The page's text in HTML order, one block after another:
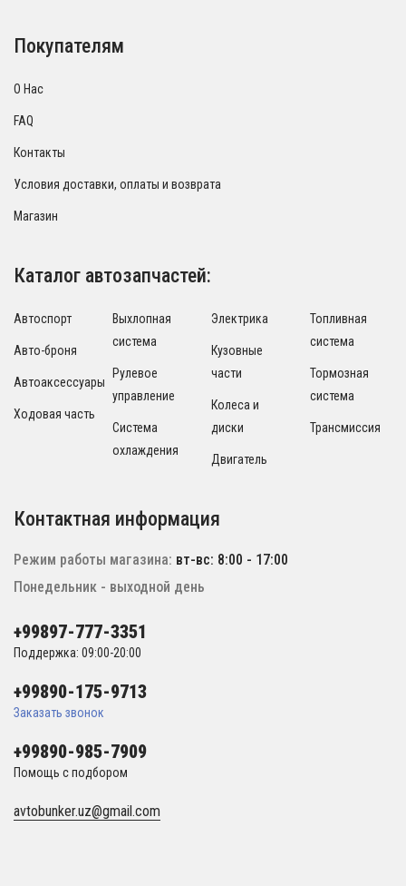
Покупателям
О Нас
FAQ
Контакты
Условия доставки, оплаты и возврата
Магазин
Каталог автозапчастей:
Автоспорт
Авто-броня
Автоаксессуары
Ходовая часть
Выхлопная
система
Рулевое
управление
Система
охлаждения
Электрика
Кузовные
части
Колеса и
диски
Двигатель
Топливная
система
Тормозная
система
Трансмиссия
Контактная информация
Режим работы магазина: вт-вс: 8:00 - 17:00
Понедельник - выходной день
+99897-777-3351
Поддержка: 09:00-20:00
+99890-175-9713
Заказать звонок
+99890-985-7909
Помощь с подбором
avtobunker.uz@gmail.com